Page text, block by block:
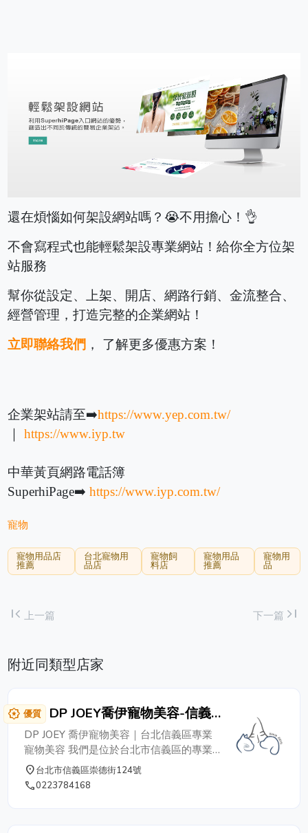
還在煩惱如何架設網站嗎？😭不用擔心！👌
不會寫程式也能輕鬆架設專業網站！給你全方位架
站服務
幫你從設定、上架、開店、網路行銷、金流整合、
經營管理，打造完整的企業網站！
立即聯絡我們 ， 了解更多優惠方案！
企業架站請至➡️https://www.yep.com.tw/
｜https://www.iyp.tw
中華黃頁網路電話簿
SuperhiPage➡️https://www.iyp.com.tw/
寵物
寵物用品店
推薦
台北寵物用
品店
寵物飼
料店
寵物用品
推薦
寵物用
品
first_page 上一篇 下一篇 last_page
附近同類型店家
award_star 優質
DP JOEY喬伊寵物美容-信義
區寵物美容/六張犁寵物美容/
六張犁狗狗洗澡
DP JOEY 喬伊寵物美容｜台北信義區專業
寵物美容 我們是位於台北市信義區的專業
寵物美容店，鄰近六張犁捷運站步行約5分
鐘，提供狗狗洗澡、貓咪洗澡、包月洗澡、
place台北市信義區崇德街124號
phone0223784168